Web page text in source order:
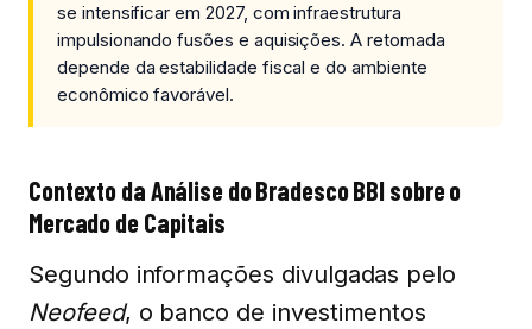
se intensificar em 2027, com infraestrutura
impulsionando fusões e aquisições. A retomada
depende da estabilidade fiscal e do ambiente
econômico favorável.
Contexto da Análise do Bradesco BBI sobre o
Mercado de Capitais
Segundo informações divulgadas pelo
Neofeed, o banco de investimentos